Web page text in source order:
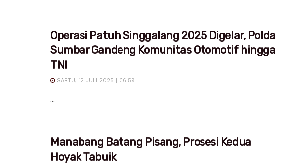
Operasi Patuh Singgalang 2025 Digelar, Polda
Sumbar Gandeng Komunitas Otomotif hingga
TNI
SABTU, 12 JULI 2025 | 06:59
...
Manabang Batang Pisang, Prosesi Kedua
Hoyak Tabuik